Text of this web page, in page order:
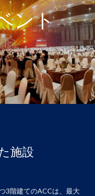
ント
施設
3階建てのACCは、最大